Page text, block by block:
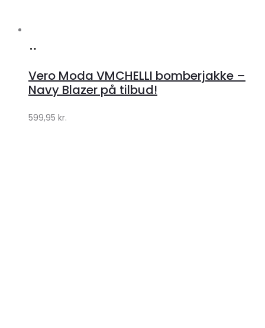
Klædeskabet.dk
Vero Moda VMCHELLI bomberjakke –
Navy Blazer på tilbud!
599,95 kr.